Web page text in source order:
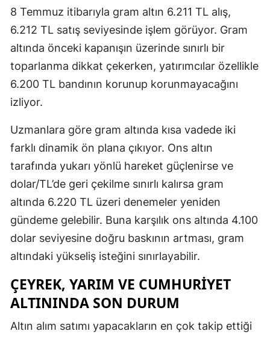
8 Temmuz itibarıyla gram altın 6.211 TL alış,
6.212 TL satış seviyesinde işlem görüyor. Gram
altında önceki kapanışın üzerinde sınırlı bir
toparlanma dikkat çekerken, yatırımcılar özellikle
6.200 TL bandının korunup korunmayacağını
izliyor.
Uzmanlara göre gram altında kısa vadede iki
farklı dinamik ön plana çıkıyor. Ons altın
tarafında yukarı yönlü hareket güçlenirse ve
dolar/TL’de geri çekilme sınırlı kalırsa gram
altında 6.220 TL üzeri denemeler yeniden
gündeme gelebilir. Buna karşılık ons altında 4.100
dolar seviyesine doğru baskının artması, gram
altındaki yükseliş isteğini sınırlayabilir.
ÇEYREK, YARIM VE CUMHURIYET
ALTININDA SON DURUM
Altın alım satımı yapacakların en çok takip ettiği